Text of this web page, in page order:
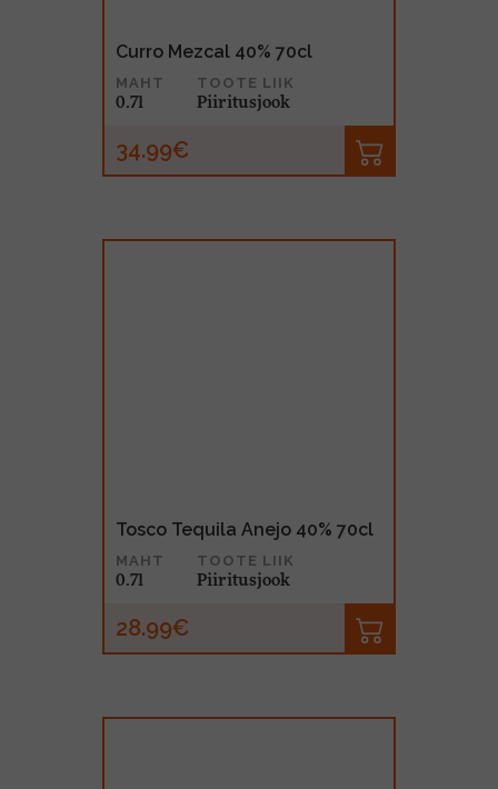
Curro Mezcal 40% 70cl
MAHT
0.7l
TOOTE LIIK
Piiritusjook
34.99€
Tosco Tequila Anejo 40% 70cl
MAHT
0.7l
TOOTE LIIK
Piiritusjook
28.99€